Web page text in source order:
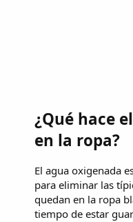
¿Qué hace
en la ropa?
El agua oxigenada
para eliminar las
quedan en la ropa
tiempo de estar